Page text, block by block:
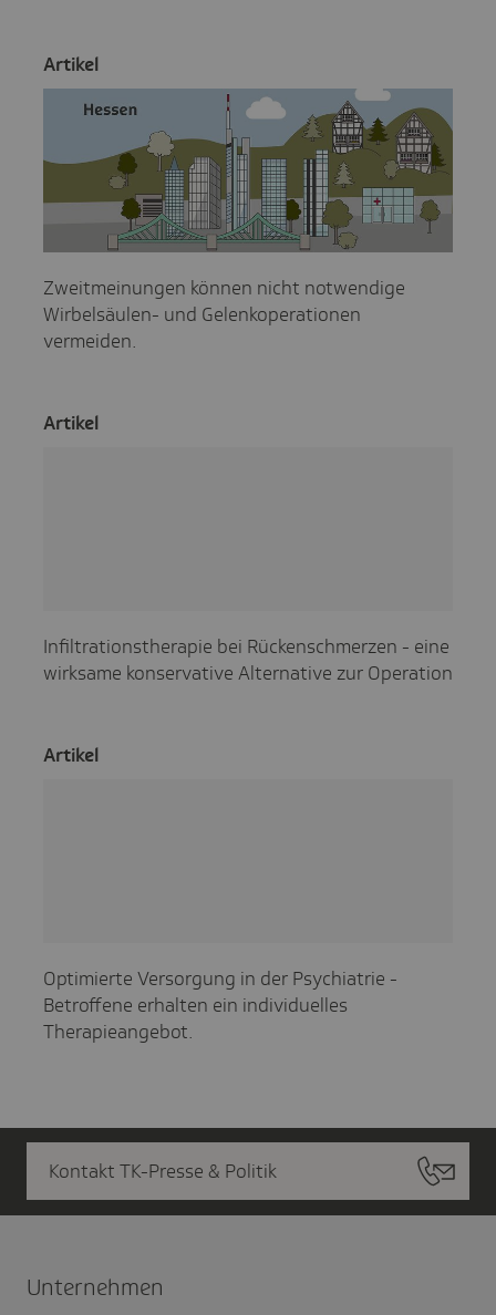
Artikel
Zweitmeinungen können nicht notwendige
Wirbelsäulen- und Gelenkoperationen
vermeiden.
Artikel
Infiltrationstherapie bei Rückenschmerzen - eine
wirksame konservative Alternative zur Operation
Artikel
Optimierte Versorgung in der Psychiatrie -
Betroffene erhalten ein individuelles
Therapieangebot.
Kontakt TK-Presse & Politik
Unter­nehmen